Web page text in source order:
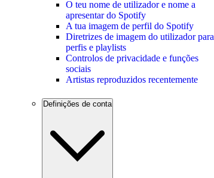
O teu nome de utilizador e nome a
apresentar do Spotify
A tua imagem de perfil do Spotify
Diretrizes de imagem do utilizador para
perfis e playlists
Controlos de privacidade e funções
sociais
Artistas reproduzidos recentemente
Definições de conta